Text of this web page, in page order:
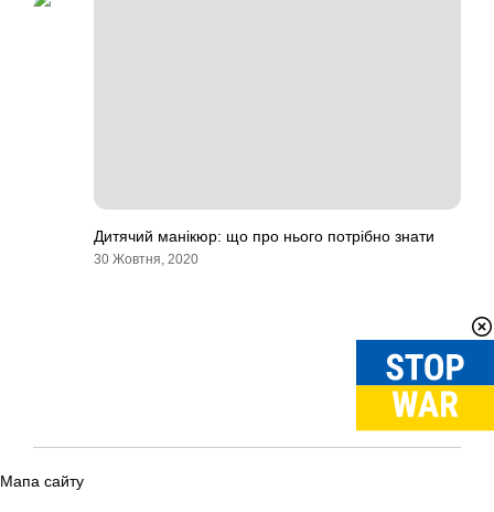
Дитячий манікюр: що про нього потрібно знати
30 Жовтня, 2020
Мапа сайту